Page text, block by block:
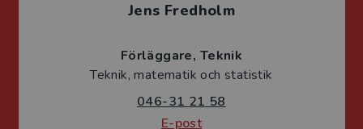
Jens Fredholm
Förläggare Teknik
Teknik, matematik och statistik
046-31 21 58
E-post